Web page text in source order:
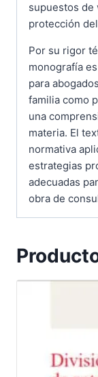
supuestos de
protección
Por su rigor
monografía
para
familia como
una
materia. El
normativa
estrategias
adecuadas
obra de